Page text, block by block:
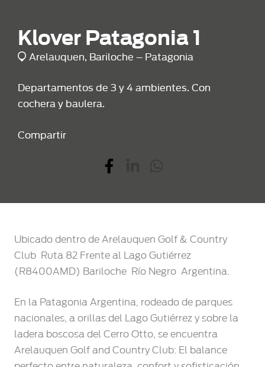
Klover Patagonia 1
Arelauquen, Bariloche – Patagonia
Departamentos de 3 y 4 ambientes. Con
cochera y baulera.
Compartir
Ubicado dentro de Arelauquen Golf & Country
Club  Ruta 82 Frente al Lago Gutiérrez
(R8400AMD) Bariloche  Río Negro  Argentina.
En la Patagonia Argentina, rodeado de parques
nacionales, a orillas del Lago Gutiérrez y sobre la
ladera boscosa del Cerro Otto, se encuentra
Arelauquen Golf and Country Club: El balance